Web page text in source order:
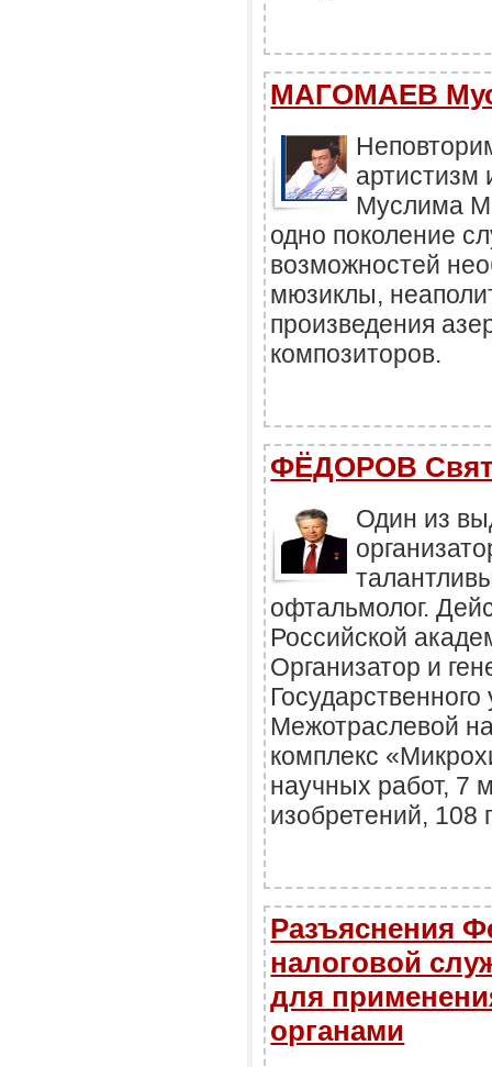
МАГОМАЕВ
артистизм
Муслима
одно поколение
возможностей
мюзиклы,
произведения
композиторов.
ФЁДОРОВ
Один из
офтальмолог.
Российской
Организатор и
Межотраслевой
комплекс
научных работ, 7
изобретений, 108
Разъяснения
налоговой
для
органами